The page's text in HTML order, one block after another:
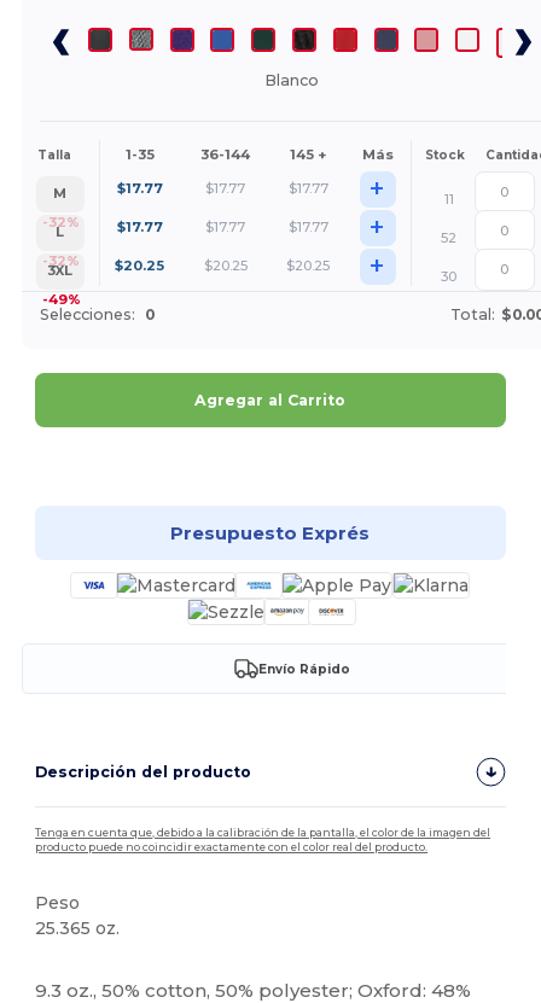
Blanco
Talla 1-35 36-144 145 + Más Stock
M
-32%
$17.77 $17.77 $17.77 +
11
L
-32%
$17.77 $17.77 $17.77 +
52
3XL
-49%
$20.25 $20.25 $20.25 + 30
Selecciones: 0 Total:
Agregar al Carrito
Presupuesto Exprés
Envío Rápido
Descripción del producto
Tenga en cuenta que, debido a la calibración de la pantalla, el color de la imagen del
producto puede no coincidir exactamente con el color real del producto.
Peso
25.365 oz.
9.3 oz., 50% cotton, 50% polyester; Oxford: 48%